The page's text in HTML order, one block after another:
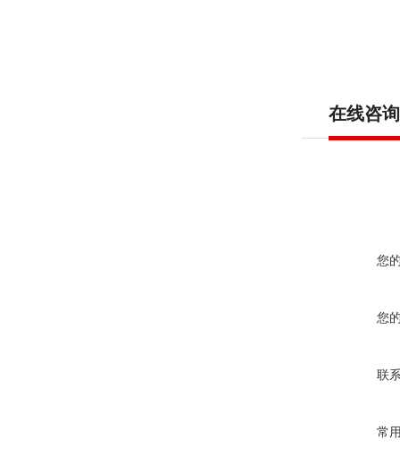
在线咨询
您
您
联
常